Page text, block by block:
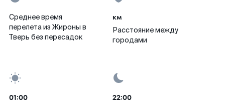
Среднее время
перелета из Жироны в
Тверь без пересадок
км
Расстояние между
городами
01:00 22:00